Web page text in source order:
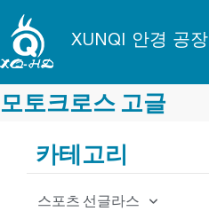
텐
츠
로
건
XUNQI 안경 공장
모토크로스 고글
카테고리
스포츠 선글라스